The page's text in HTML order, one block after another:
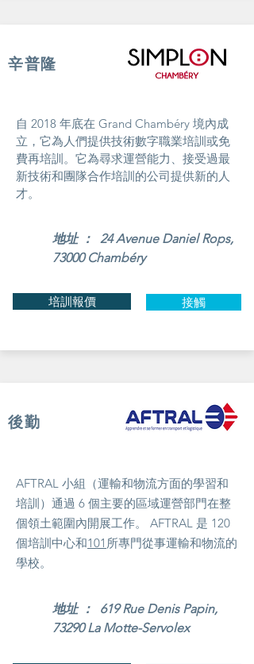
辛普隆
自 2018 年底在 Grand Chambéry 境內成
立，它為人們提供技術數字職業培訓或免
費再培訓。它為尋求運營能力、接受過最
新技術和團隊合作培訓的公司提供新的人
才。
地址 ： 24 Avenue Daniel Rops,
73000 Chambéry
培訓報價 接觸
後勤
AFTRAL 小組（運輸和物流方面的學習和
培訓）通過 6 個主要的區域運營部門在整
個領土範圍內開展工作。 AFTRAL 是 120
個培訓中心和101 所專門從事運輸和物流的
學校。
地址 ： 619 Rue Denis Papin,
73290 La Motte-Servolex